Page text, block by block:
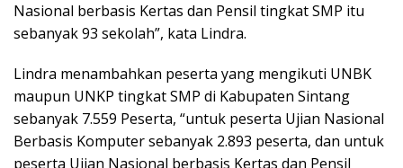
Nasional berbasis Kertas dan Pensil tingkat SMP itu
sebanyak 93 sekolah”, kata Lindra.
Lindra menambahkan peserta yang mengikuti UNBK
maupun UNKP tingkat SMP di Kabupaten Sintang
sebanyak 7.559 Peserta, “untuk peserta Ujian Nasional
Berbasis Komputer sebanyak 2.893 peserta, dan untuk
peserta Ujian Nasional berbasis Kertas dan Pensil